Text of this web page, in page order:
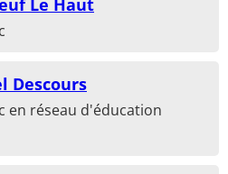
Le Haut
Descours
en réseau d'éducation